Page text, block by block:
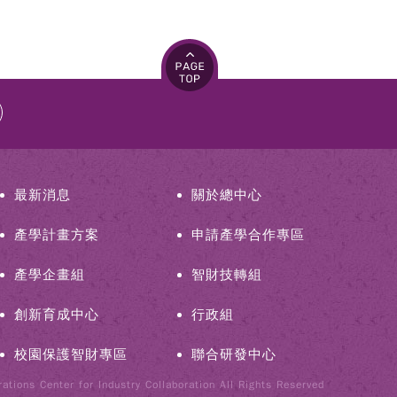
最新消息 關於總中心
產學計畫方案 申請產學合作專區
產學企畫組 智財技轉組
創新育成中心 行政組
校園保護智財專區 聯合研發中心
Center for Industry Collaboration All Rights Reserved